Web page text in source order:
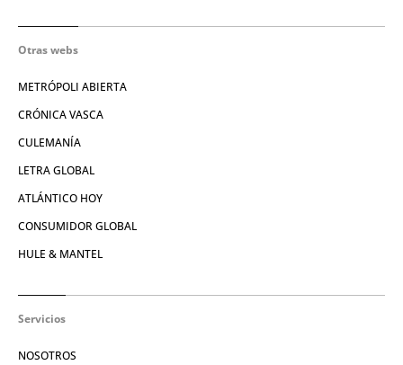
Otras webs
METRÓPOLI ABIERTA
CRÓNICA VASCA
CULEMANÍA
LETRA GLOBAL
ATLÁNTICO HOY
CONSUMIDOR GLOBAL
HULE & MANTEL
Servicios
NOSOTROS